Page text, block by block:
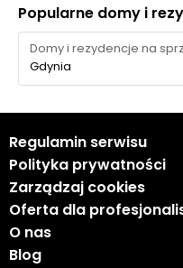
Popularne domy i
Gdynia
Regulamin serwisu
Polityka prywatności
Zarządzaj cookies
Oferta dla
O nas
Blog